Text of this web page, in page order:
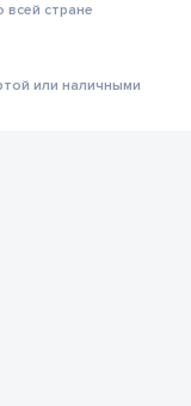
всей стране
или наличными